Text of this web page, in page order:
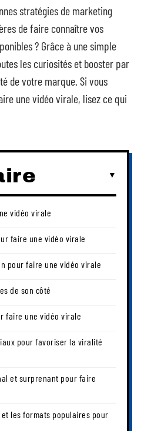
stratégies de marketing
de faire connaître vos
? Grâce à une simple
les curiosités et booster par
de votre marque. Si vous
une vidéo virale, lisez ce qui
vidéo virale
faire une vidéo virale
pour faire une vidéo virale
de son côté
faire une vidéo virale
pour favoriser la viralité
et surprenant pour faire
les formats populaires pour